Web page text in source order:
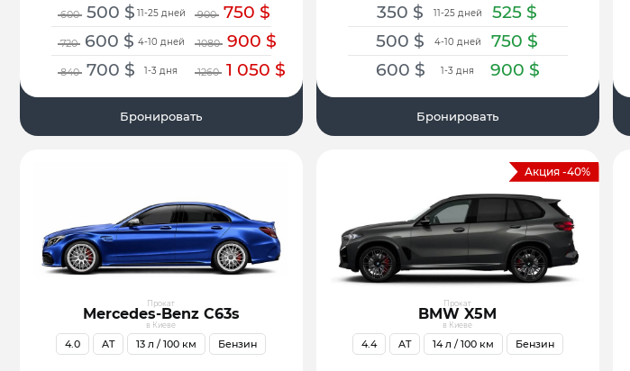
11-25 дней
600 500 $
4-10 дней
720 600 $
1-3 дня
840 700 $
900 750 $
1080 900 $
1260 1 050 $
Бронировать
11-25 дней
350 $
4-10 дней
500 $
1-3 дня
600 $
525 $
750 $
900 $
Бронировать
Прокат
Mercedes-Benz C63s
в Киеве
4.0 AT 13 л / 100 км Бензин
Акция -40%
Прокат
BMW X5M
в Киеве
4.4 AT 14 л / 100 км Бензин